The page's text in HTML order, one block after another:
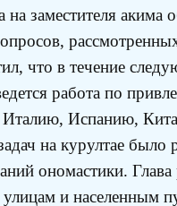
заместителя акима
что в течение
работа по
Италию, Испанию,
на курултае было
ономастики.
и населенным